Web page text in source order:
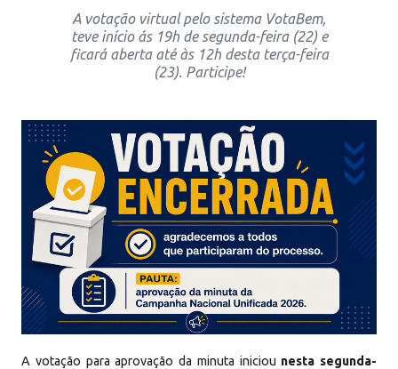
A votação virtual pelo sistema VotaBem,
teve início ás 19h de segunda-feira (22) e
ficará aberta até às 12h desta terça-feira
(23). Participe!
A votação para aprovação da minuta iniciou nesta segunda-